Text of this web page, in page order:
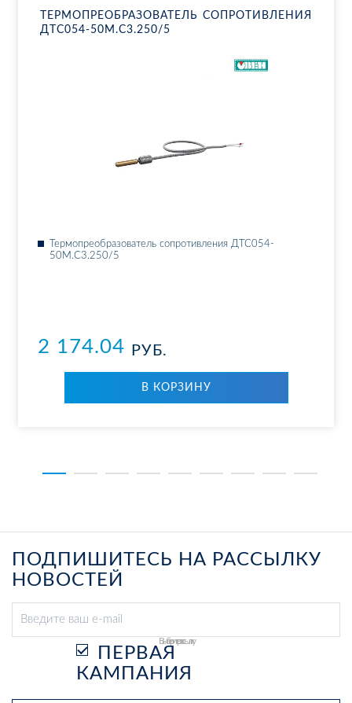
ТЕР­МО­ПРЕ­ОБ­РА­ЗО­ВА­ТЕЛЬ СО­ПРО­ТИВ­ЛЕ­НИЯ
ДТ­С054-50М.С3.250/5
Тер­мо­пре­об­ра­зо­ва­тель со­про­тив­ле­ния ДТ­С054-
50М.С3.250/5
2 174.04 РУБ.
В КОР­ЗИ­НУ
ПОДПИШИТЕСЬ НА РАССЫЛКУ
НОВОСТЕЙ
Выберите рассылку
ПЕРВАЯ
КАМПАНИЯ